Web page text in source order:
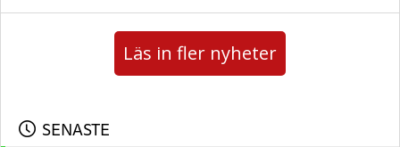
Läs in fler nyheter
SENASTE